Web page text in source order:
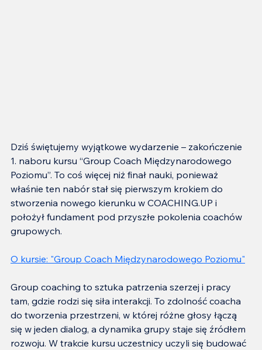
Dziś świętujemy wyjątkowe wydarzenie – zakończenie
1. naboru kursu “Group Coach Międzynarodowego
Poziomu”. To coś więcej niż finał nauki, ponieważ
właśnie ten nabór stał się pierwszym krokiem do
stworzenia nowego kierunku w COACHING.UP i
położył fundament pod przyszłe pokolenia coachów
grupowych.
O kursie: "Group Coach Międzynarodowego Poziomu"
Group coaching to sztuka patrzenia szerzej i pracy
tam, gdzie rodzi się siła interakcji. To zdolność coacha
do tworzenia przestrzeni, w której różne głosy łączą
się w jeden dialog, a dynamika grupy staje się źródłem
rozwoju. W trakcie kursu uczestnicy uczyli się budować